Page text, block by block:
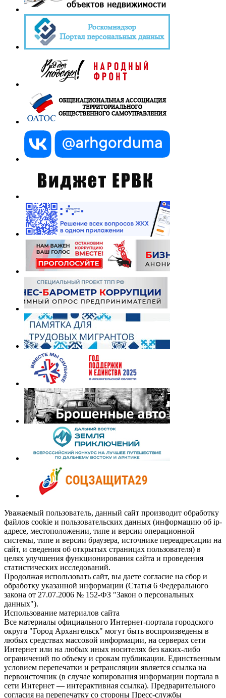
Уважаемый пользователь, данный сайт производит обработку
файлов cookie и пользовательских данных (информацию об ip-
адресе, местоположении, типе и версии операционной
системы, типе и версии браузера, источнике переадресации на
сайт, и сведения об открытых страницах пользователя) в
целях улучшения функционирования сайта и проведения
статистических исследований.
Продолжая использовать сайт, вы даете согласие на сбор и
обработку указанной информации (Статья 6 Федерального
закона от 27.07.2006 № 152-ФЗ "Закон о персональных
данных").
Использование материалов сайта
Все материалы официального Интернет-портала городского
округа "Город Архангельск" могут быть воспроизведены в
любых средствах массовой информации, на серверах сети
Интернет или на любых иных носителях без каких-либо
ограничений по объему и срокам публикации. Единственным
условием перепечатки и ретрансляции является ссылка на
первоисточник (в случае копирования информации портала в
сети Интернет — интерактивная ссылка). Предварительного
согласия на перепечатку со стороны Пресс-службы